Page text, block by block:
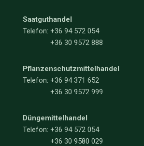
Saatguthandel
Telefon: +36 94 572 054
+36 30 9572 888
Pflanzenschutzmittelhandel
Telefon: +36 94 371 652
+36 30 9572 999
Düngemittelhandel
Telefon: +36 94 572 054
+36 30 9580 029